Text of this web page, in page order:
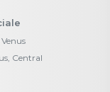
Central